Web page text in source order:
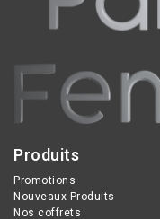
Produits
Promotions
Nouveaux Produits
Nos coffrets